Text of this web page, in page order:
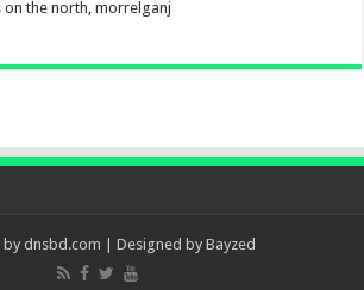
on the north, morrelganj
by dnsbd.com | Designed byBayzed